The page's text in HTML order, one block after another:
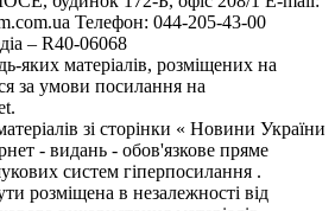
Телефон: 044-205-43-00
– R40-06068
яких матеріалів, розміщених на
за умови посилання на
зі сторінки « Новини України
- видань - обов'язкове пряме
систем гіперпосилання .
розміщена в незалежності від